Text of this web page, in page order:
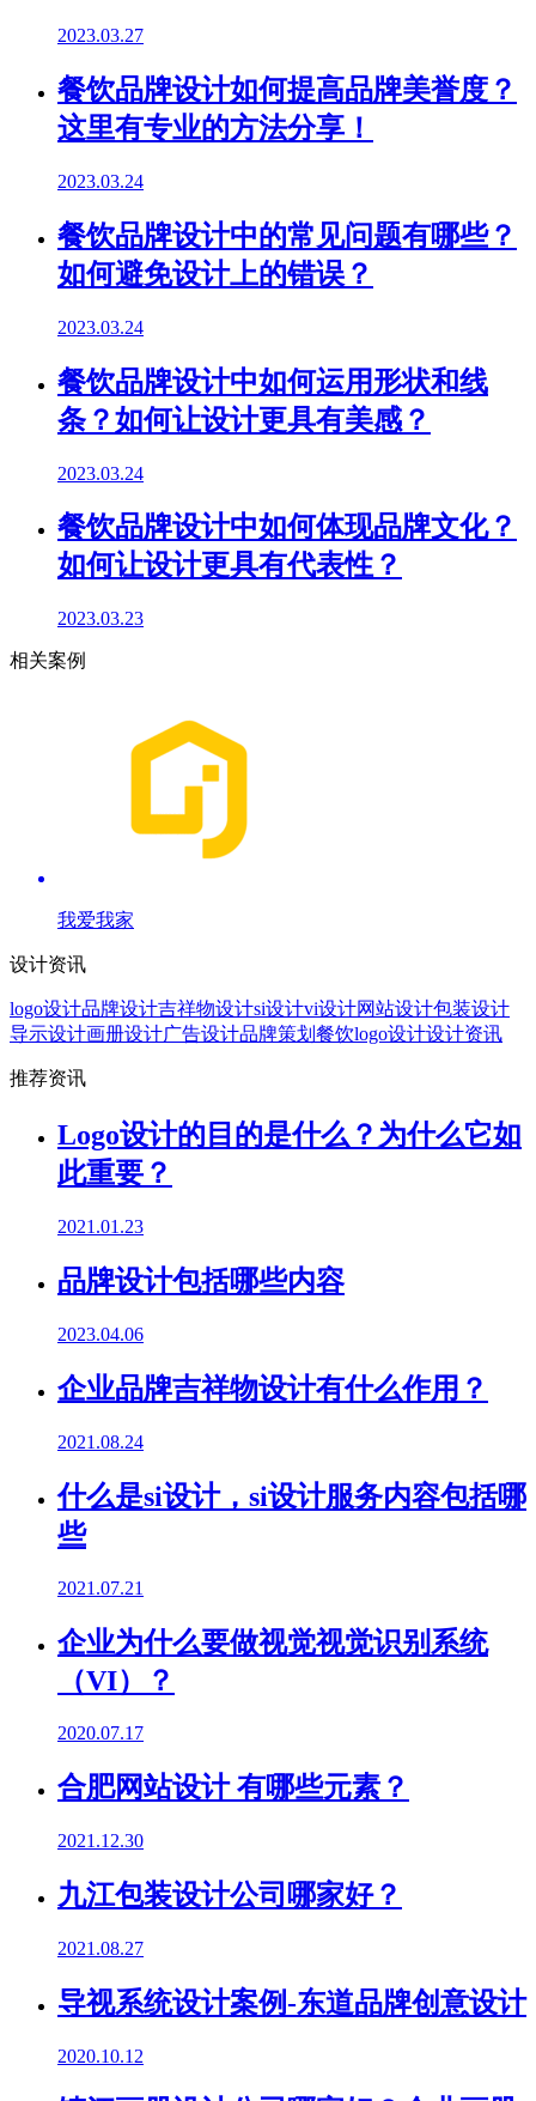
2023.03.27
餐饮品牌设计如何提高品牌美誉度？
这里有专业的方法分享！
2023.03.24
餐饮品牌设计中的常见问题有哪些？
如何避免设计上的错误？
2023.03.24
餐饮品牌设计中如何运用形状和线
条？如何让设计更具有美感？
2023.03.24
餐饮品牌设计中如何体现品牌文化？
如何让设计更具有代表性？
2023.03.23
相关案例
我爱我家
设计资讯
logo设计品牌设计吉祥物设计si设计vi设计网站设计包装设计
导示设计画册设计广告设计品牌策划 餐饮logo设计设计资讯
推荐资讯
Logo设计的目的是什么？为什么它如
此重要？
2021.01.23
品牌设计包括哪些内容
2023.04.06
企业品牌吉祥物设计有什么作用？
2021.08.24
什么是si设计，si设计服务内容包括哪
些
2021.07.21
企业为什么要做视觉视觉识别系统
（VI）？
2020.07.17
合肥网站设计 有哪些元素？
2021.12.30
九江包装设计公司哪家好？
2021.08.27
导视系统设计案例-东道品牌创意设计
2020.10.12